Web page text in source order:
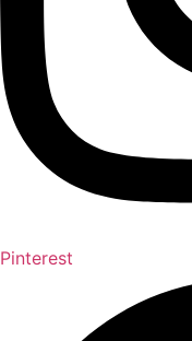
Pinterest